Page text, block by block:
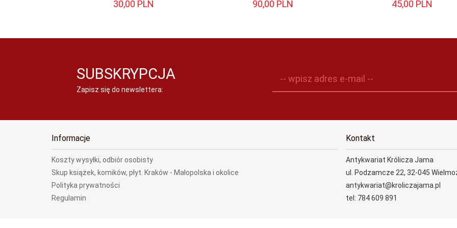
30,00 PLN 90,00 PLN 45,00 PLN
SUBSKRYPCJA
Zapisz się do newslettera:
-- wpisz adres e-mail --
Informacje
Koszty wysyłki, odbiór osobisty
Skup książek, komików, płyt. Kraków - Małopolska i okolice
Polityka prywatności
Regulamin
Kontakt
Antykwariat Królicza Jama
ul. Podzamcze 22, 32-045
antykwariat@kroliczajama.pl
tel: 784 609 891